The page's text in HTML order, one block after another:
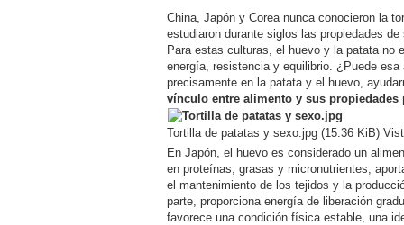
China, Japón y Corea nunca conocieron la
estudiaron durante siglos las propiedades
Para estas culturas, el huevo y la patata no
energía, resistencia y equilibrio. ¿Puede
precisamente en la patata y el huevo,
vínculo entre alimento y sus propiedades
Tortilla de patatas y sexo.jpg (15.36 KiB)
En Japón, el huevo es considerado un
en proteínas, grasas y micronutrientes,
el mantenimiento de los tejidos y la
parte, proporciona energía de liberación
favorece una condición física estable, una